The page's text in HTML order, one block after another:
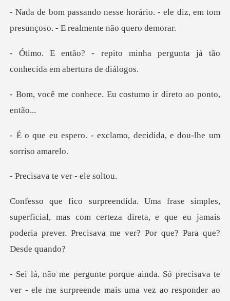
rio. - ele diz, em tom
presunçoso
minha pergunta já tão
conhe
e. Eu costumo ir dire
exclamo, decidida, e do
a te ver -
ficial, mas com certeza direta, e que eu jamais
poderia
ais uma vez ao responder ao